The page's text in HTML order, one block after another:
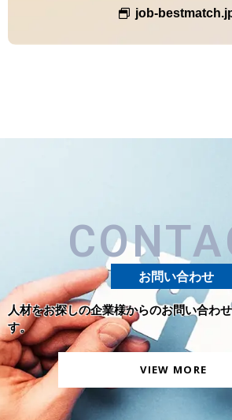
job-
お問い合わせ
人材をお探しの企業様からのお問い合わ
す。
VIEW MORE